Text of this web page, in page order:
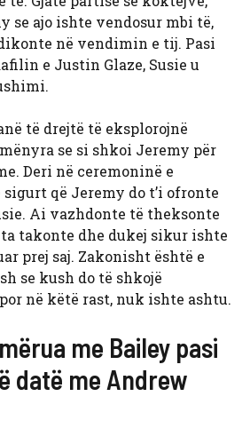
se ajo ishte vendosur mbi të,
në vendimin e tij. Pasi
e Justin Glaze, Susie u
të drejtë të eksplorojnë
se si shkoi Jeremy për
Deri në ceremoninë e
që Jeremy do t’i ofronte
Ai vazhdonte të theksonte
takonte dhe dukej sikur ishte
prej saj. Zakonisht është e
se kush do të shkojë
në këtë rast, nuk ishte ashtu.
me Bailey pasi
datë me Andrew